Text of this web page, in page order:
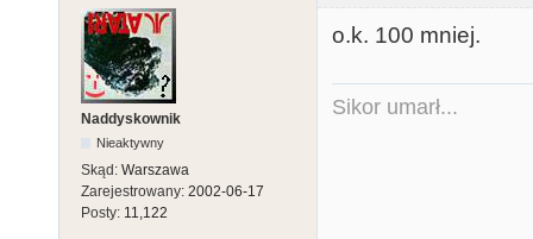
Naddyskownik
Nieaktywny
Skąd: Warszawa
Zarejestrowany: 2002-06-17
Posty: 11,122
o.k. 100 mniej.
Sikor umarł...